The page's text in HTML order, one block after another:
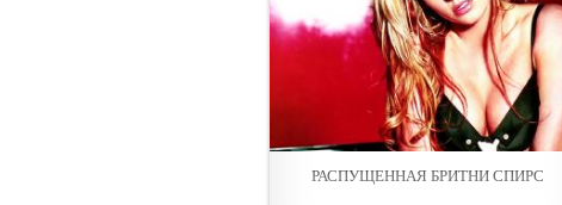
РАСПУЩЕННАЯ БРИТНИ СПИРС